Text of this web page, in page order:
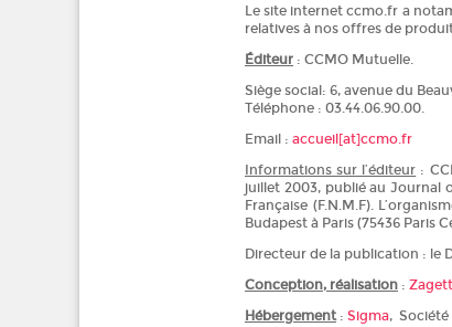
Le site internet ccmo.fr a
relatives à nos offres de
Éditeur : CCMO Mutuelle.
Siège social: 6, avenue du
Téléphone : 03.44.06.90.00.
Email : accueil[at]ccmo.fr
Informations sur l’éditeur :
juillet 2003, publié au Journal
Française (F.N.M.F).
Budapest à Paris (75436 Paris
Directeur de la publication : le
Conception, réalisation : Zagett
Hébergement: Sigma, Société